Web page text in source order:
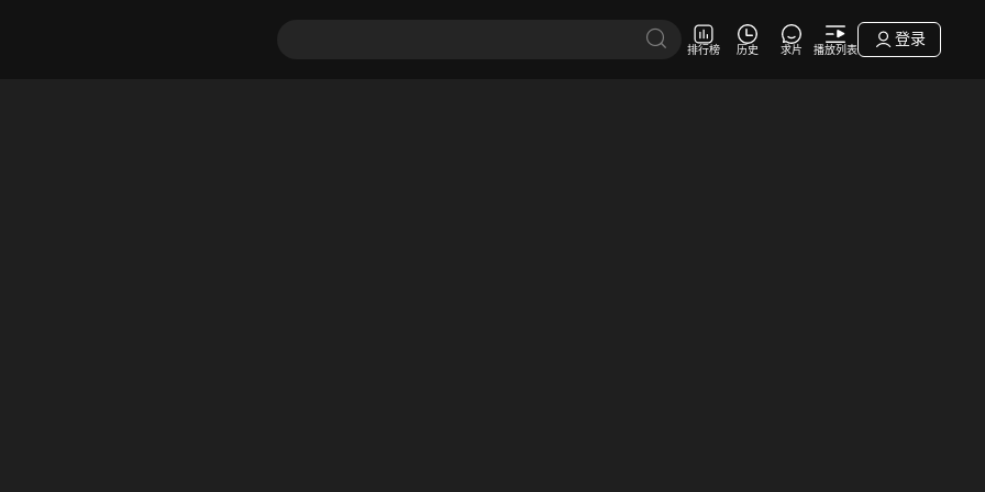
排行榜 历史 求片 播放列表
登录